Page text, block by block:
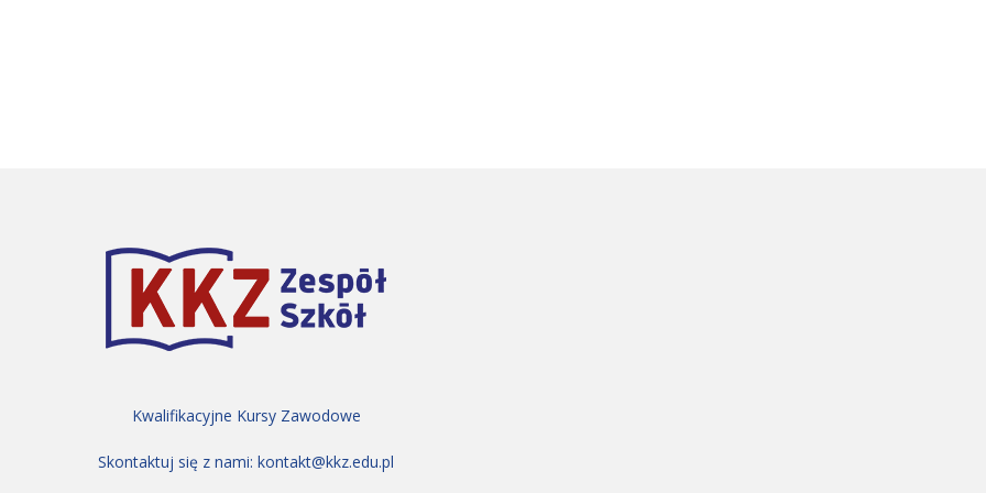
Kwalifikacyjne Kursy Zawodowe
Skontaktuj się z nami:kontakt@kkz.edu.pl